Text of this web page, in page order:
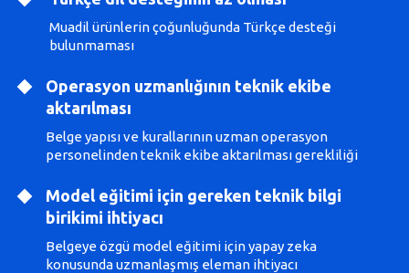
Muadil ürünlerin çoğunluğunda Türkçe desteği
bulunmaması
Operasyon uzmanlığının teknik ekibe
aktarılması
Belge yapısı ve kurallarının uzman operasyon
personelinden teknik ekibe aktarılması gerekliliği
Model eğitimi için gereken teknik bilgi
birikimi ihtiyacı
Belgeye özgü model eğitimi için yapay zeka
konusunda uzmanlaşmış eleman ihtiyacı